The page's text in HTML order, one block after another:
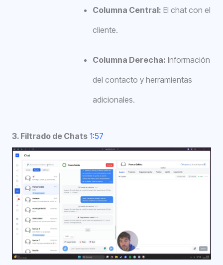
Columna Central: El chat con el
cliente.
Columna Derecha: Información
del contacto y herramientas
adicionales.
3. Filtrado de Chats 1:57